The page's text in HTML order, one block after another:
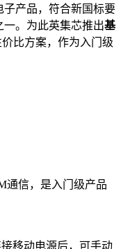
产品，符合新国标要
。为此英集芯推出基
比方案，作为入门级
通信，是入门级产品
移动电源后，可手动